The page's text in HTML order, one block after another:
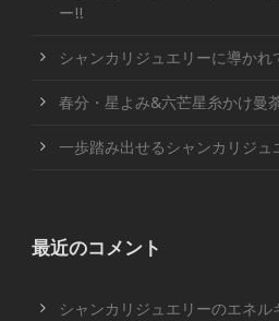
ー!!
シャンカリジュエリーに導かれ
春分・星よみ&六芒星糸かけ曼
一歩踏み出せるシャンカリジュ
最近のコメント
シャンカリジュエリーのエネル